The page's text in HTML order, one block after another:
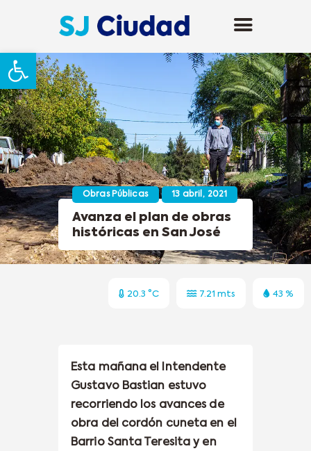
Abrir barra de herramientas
Obras Públicas 13 abril, 2021
Avanza el plan de obras
históricas en San José
20.3 °C 7.21 mts 43 %
Esta mañana el Intendente
Gustavo Bastian estuvo
recorriendo los avances de
obra del cordón cuneta en el
Barrio Santa Teresita y en